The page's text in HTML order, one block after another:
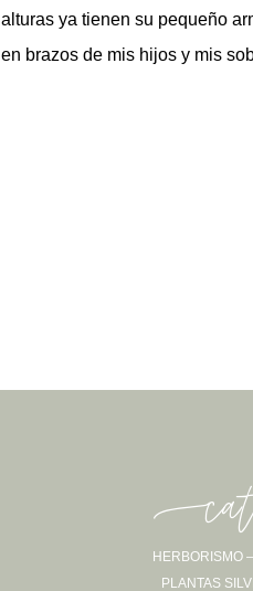
alturas ya tienen su pequeño
en brazos de mis hijos y mis
-
HERBORISMO
PLANTAS